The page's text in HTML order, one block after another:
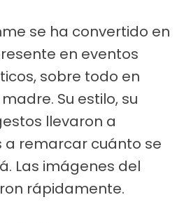
se ha convertido en
en eventos
sobre todo en
Su estilo, su
llevaron a
a remarcar cuánto se
Las imágenes del
rápidamente.